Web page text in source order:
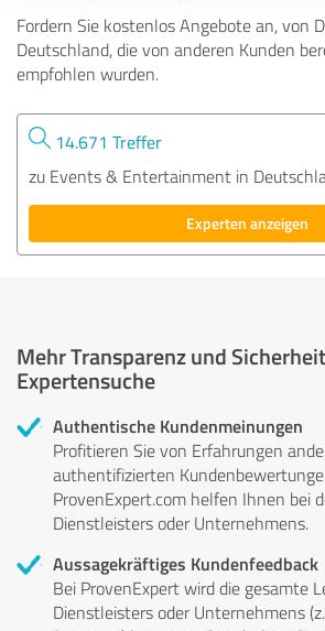
Fordern Sie kostenlos Angebote an, von
Deutschland, die von anderen Kunden
empfohlen wurden.
14.671 Treffer
zu Events & Entertainment in
Experten anzeigen
Mehr Transparenz und
Expertensuche
Authentische Kundenmeinungen
Profitieren Sie von Erfahrungen
authentifizierten
ProvenExpert.com helfen Ihnen bei
Dienstleisters oder Unternehmens.
Aussagekräftiges Kundenfeedback
Bei ProvenExpert wird die gesamte
Dienstleisters oder Unternehmens